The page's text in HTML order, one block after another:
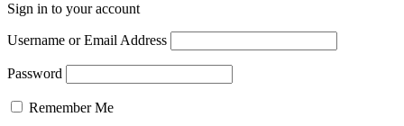
Sign in to your account
Username or Email Address
Password
Remember Me